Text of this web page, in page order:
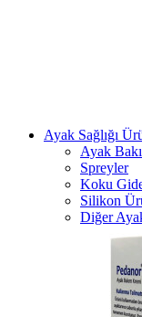
Ayak Sağlığı
Ayak
Spreyler
Koku
Silikon
Diğer